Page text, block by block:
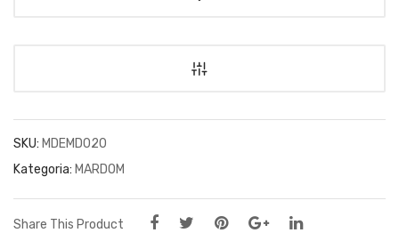
SKU: MDEMD020
Kategoria: MARDOM
Share This Product